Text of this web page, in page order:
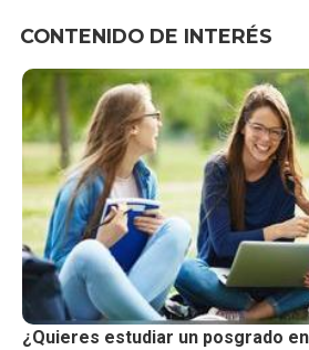
CONTENIDO DE INTERÉS
¿Quieres estudiar un posgrado